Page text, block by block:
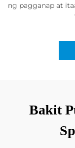
ng pagganap at
Bakit